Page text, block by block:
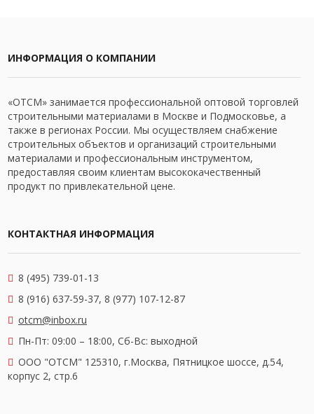
ИНФОРМАЦИЯ О КОМПАНИИ
«ОТСМ» занимается профессиональной оптовой торговлей
строительными материалами в Москве и Подмосковье, а
также в регионах России. Мы осуществляем снабжение
строительных объектов и организаций строительными
материалами и профессиональным инструментом,
предоставляя своим клиентам высококачественный
продукт по привлекательной цене.
КОНТАКТНАЯ ИНФОРМАЦИЯ
8 (495) 739-01-13
8 (916) 637-59-37, 8 (977) 107-12-87
otcm@inbox.ru
Пн-Пт: 09:00 – 18:00, Сб-Вс: выходной
OOO "ОТСМ" 125310, г.Москва, Пятницкое шоссе, д.54,
корпус 2, стр.6